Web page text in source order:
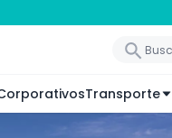
Transporte